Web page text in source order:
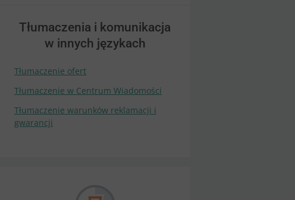
Tłumaczenia i komunikacja
w innych językach
Tłumaczenie ofert
Tłumaczenie w Centrum Wiadomości
Tłumaczenie warunków reklamacji i
gwarancji